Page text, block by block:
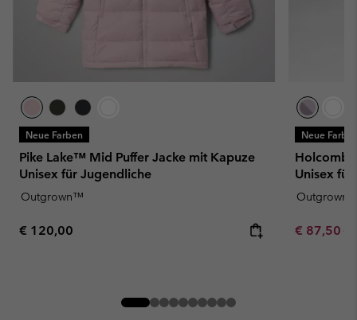
Neue Farben
Pike Lake™ Mid Puffer Jacke mit Kapuze
Unisex für Jugendliche
Outgrown™
Regular price:
€ 120,00
Neue
Holcomb
Unisex
Sale price:
€ 87,50€